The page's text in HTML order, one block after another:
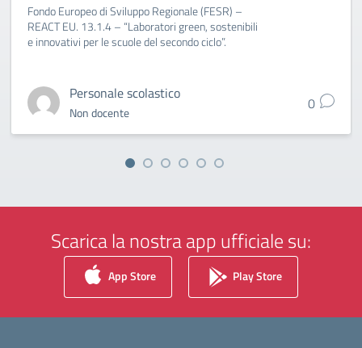
Fondo Europeo di Sviluppo Regionale (FESR) –
REACT EU. 13.1.4 – “Laboratori green, sostenibili
e innovativi per le scuole del secondo ciclo”.
Personale scolastico
Non docente 0
Scarica la nostra app ufficiale su:
App Store Play Store